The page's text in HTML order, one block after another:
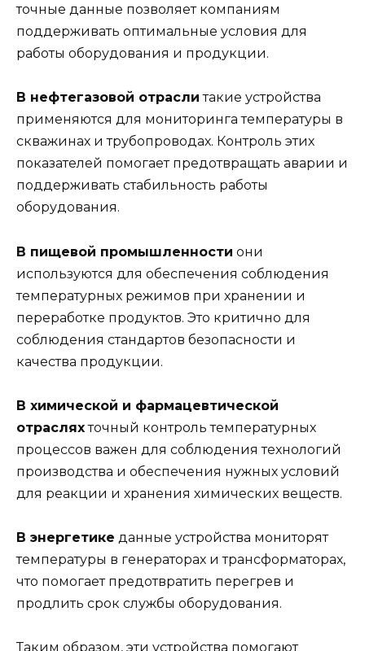
точные данные позволяет компаниям
поддерживать оптимальные условия для
работы оборудования и продукции.
В нефтегазовой отрасли такие устройства
применяются для мониторинга температуры в
скважинах и трубопроводах. Контроль этих
показателей помогает предотвращать аварии и
поддерживать стабильность работы
оборудования.
В пищевой промышленности они
используются для обеспечения соблюдения
температурных режимов при хранении и
переработке продуктов. Это критично для
соблюдения стандартов безопасности и
качества продукции.
В химической и фармацевтической
отрасляхточный контроль температурных
процессов важен для соблюдения технологий
производства и обеспечения нужных условий
для реакции и хранения химических веществ.
В энергетике данные устройства мониторят
температуры в генераторах и трансформаторах,
что помогает предотвратить перегрев и
продлить срок службы оборудования.
Таким образом, эти устройства помогают